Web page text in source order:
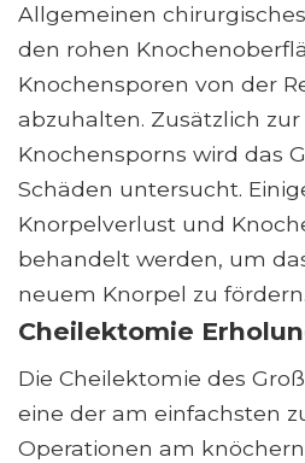
Allgemeinen
den rohen
Knochensporen von der
abzuhalten. Zusätzlich
Knochensporns wird das
Schäden untersucht.
Knorpelverlust und
behandelt werden, um
neuem Knorpel zu fördern.
Cheilektomie
Die Cheilektomie des
eine der am einfachsten
Operationen am